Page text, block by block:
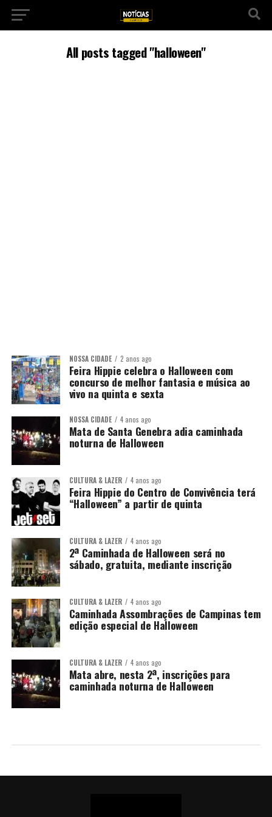
All posts tagged "halloween"
NOSSA CIDADE 2 anos ago
Feira Hippie celebra o Halloween com
concurso de melhor fantasia e música ao
vivo na quinta e sexta
NOSSA CIDADE 4 anos ago
Mata de Santa Genebra adia caminhada
noturna de Halloween
CULTURA & LAZER 4 anos ago
Feira Hippie do Centro de Convivência terá
“Halloween” a partir de quinta
CULTURA & LAZER 4 anos ago
2ª Caminhada de Halloween será no
sábado, gratuita, mediante inscrição
CULTURA & LAZER 4 anos ago
Caminhada Assombrações de Campinas tem
edição especial de Halloween
CULTURA & LAZER 4 anos ago
Mata abre, nesta 2ª, inscrições para
caminhada noturna de Halloween